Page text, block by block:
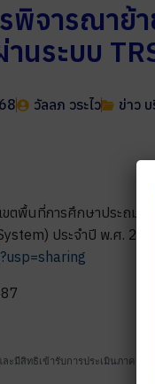
พิจารณาย้
นระบบ
วัลลภ วระไว ข่าว
ขตพื้นที่การศึกษาประถม
ประจำปี พ.ศ.